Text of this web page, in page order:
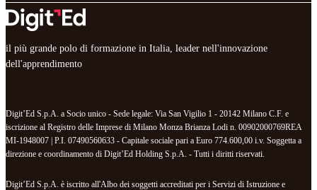
il più grande polo di formazione in Italia, leader nell'innovazione
dell'apprendimento
Digit’Ed S.p.A. a Socio unico - Sede legale: Via San Vigilio 1 - 20142 Milano C.F. e
iscrizione al Registro delle Imprese di Milano Monza Brianza Lodi n. 00902000769REA
MI-1948007 | P.I. 07490560633 - Capitale sociale pari a Euro 774.600,00 i.v. Soggetta a
direzione e coordinamento di Digit’Ed Holding S.p.A. - Tutti i diritti riservati.
Digit’Ed S.p.A. è iscritto all'Albo dei soggetti accreditati per i Servizi di Istruzione e